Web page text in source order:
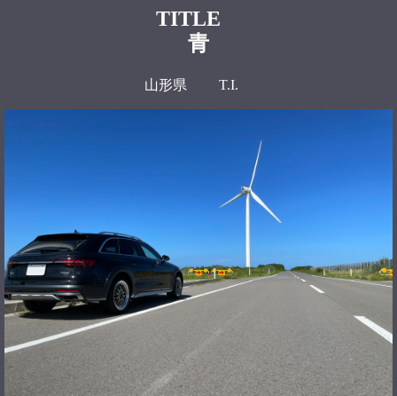
TITLE
青
山形県 T.I.